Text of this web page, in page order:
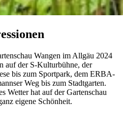
Wangen im Allgäu 2024
auf der S-Kulturbühne, der
bis zum Sportpark, dem ERBA-
Weg bis zum Stadtgarten.
Wetter hat auf der Gartenschau
eigene Schönheit.